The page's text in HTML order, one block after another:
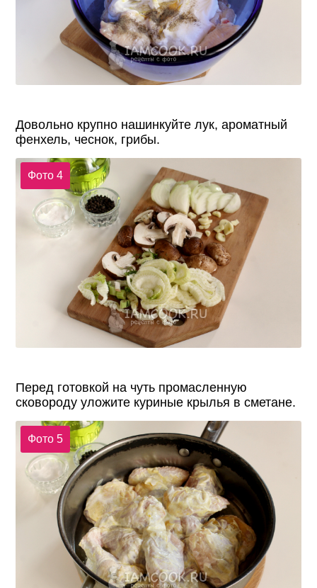
Довольно крупно нашинкуйте лук, ароматный
фенхель, чеснок, грибы.
Фото 4
Перед готовкой на чуть промасленную
сковороду уложите куриные крылья в сметане.
Фото 5